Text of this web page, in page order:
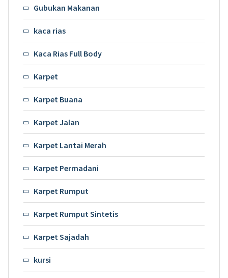
Gubukan Makanan
kaca rias
Kaca Rias Full Body
Karpet
Karpet Buana
Karpet Jalan
Karpet Lantai Merah
Karpet Permadani
Karpet Rumput
Karpet Rumput Sintetis
Karpet Sajadah
kursi